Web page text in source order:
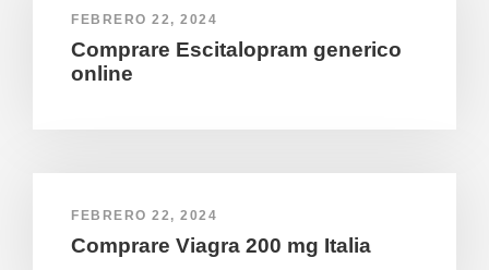
FEBRERO 22, 2024
Comprare Escitalopram generico
online
FEBRERO 22, 2024
Comprare Viagra 200 mg Italia